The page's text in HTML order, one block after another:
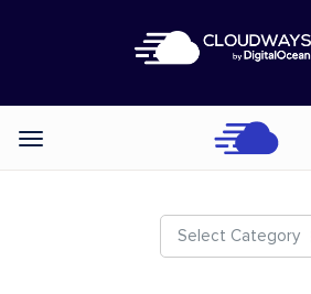
Categories
Select Category